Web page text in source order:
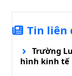
Tin liên
Trường
hình kinh tế